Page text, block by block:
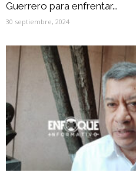
Guerrero para enfrentar...
30 septiembre, 2024